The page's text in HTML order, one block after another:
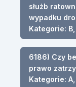
służb
wypadku
Kategorie: B,
6186) Czy
prawo
Kategorie: A,